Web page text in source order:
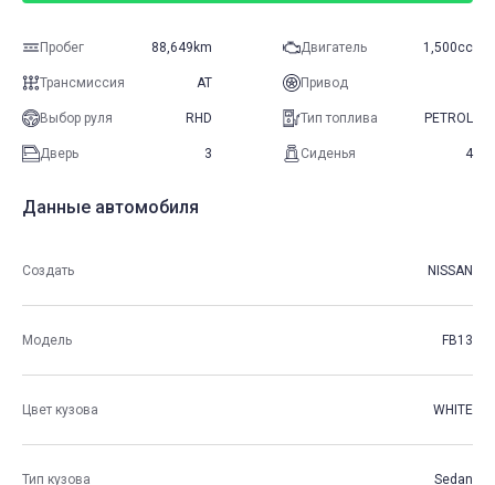
Пробег 88,649km Двигатель 1,500cc
Трансмиссия AT Привод
Выбор руля RHD Тип топлива PETROL
Дверь 3 Сиденья 4
Данные автомобиля
Создать NISSAN
Модель FB13
Цвет кузова WHITE
Тип кузова Sedan